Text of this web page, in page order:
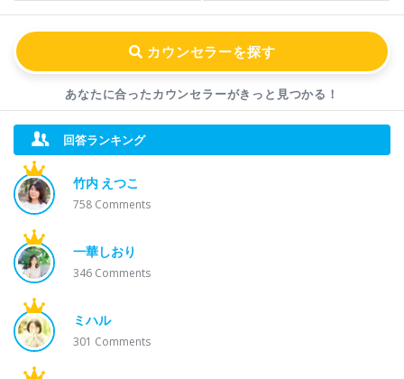
あなたに合ったカウンセラーがきっと見つかる！
回答ランキング
竹内 えつこ
758 Comments
一華しおり
346 Comments
ミハル
301 Comments